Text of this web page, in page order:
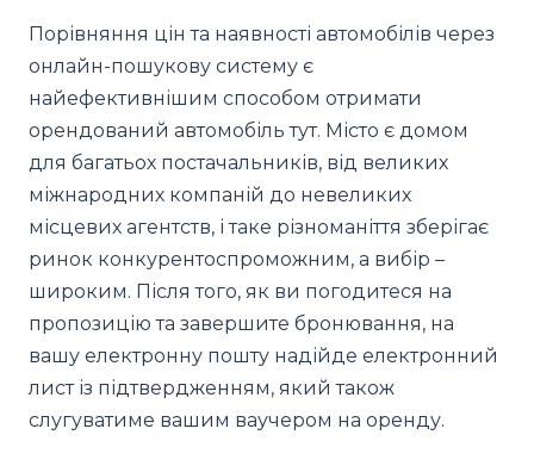
Порівняння цін та наявності автомобілів через
онлайн-пошукову систему є
найефективнішим способом отримати
орендований автомобіль тут. Місто є домом
для багатьох постачальників, від великих
міжнародних компаній до невеликих
місцевих агентств, і таке різноманіття зберігає
ринок конкурентоспроможним, а вибір –
широким. Після того, як ви погодитеся на
пропозицію та завершите бронювання, на
вашу електронну пошту надійде електронний
лист із підтвердженням, який також
слугуватиме вашим ваучером на оренду.